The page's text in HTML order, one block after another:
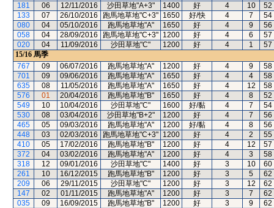
181
06 12/11/2016 沙田草地"A+3" 1400 好 4 10
52
133
07 26/10/2016 跑馬地草地"C+3" 1650 好/快 4 7
54
080
04 05/10/2016 跑馬地草地"A" 1650 好 4 9
56
058
04 28/09/2016 跑馬地草地"C+3" 1200 好 4 6
57
020
04 11/09/2016 沙田草地"C" 1200 好 4 1
57
15/16 馬季
767
09 06/07/2016 跑馬地草地"A" 1200 好 4 9
58
701
09 09/06/2016 跑馬地草地"A" 1650 好 4 4
58
635
08 11/05/2016 跑馬地草地"A" 1650 好 4 12
58
576
01 20/04/2016 跑馬地草地"B" 1650 好 4 8
52
549
10 10/04/2016 沙田草地"C" 1600 好/黏 4 7
54
530
08 03/04/2016 沙田草地"B+2" 1200 好 4 7
56
465
05 09/03/2016 跑馬地草地"A" 1200 好/黏 4 8
56
448
03 02/03/2016 跑馬地草地"C+3" 1200 好 4 2
55
410
05 17/02/2016 跑馬地草地"B" 1200 好 4 12
57
372
04 03/02/2016 跑馬地草地"A" 1200 好 4 3
58
318
12 09/01/2016 沙田草地"C" 1400 好 3 10
60
261
10 16/12/2015 跑馬地草地"B" 1200 好 3 5
62
209
06 29/11/2015 沙田草地"C" 1200 好 3 12
62
147
02 01/11/2015 跑馬地草地"A" 1200 好 3 7
62
035
09 16/09/2015 跑馬地草地"B" 1200 好 3 9
62